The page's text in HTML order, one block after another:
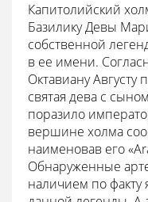
Капитолийский
Базилику Девы
собственной
в ее имени.
Октавиану
святая дева с
поразило
вершине холма
наименовав его
Обнаруженные
наличием по